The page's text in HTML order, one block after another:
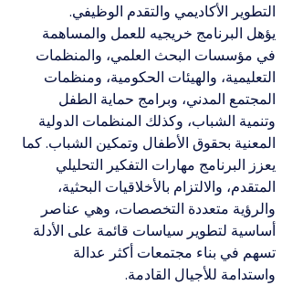
التطوير الأكاديمي والتقدم الوظيفي.
يؤهل البرنامج خريجيه للعمل والمساهمة
في مؤسسات البحث العلمي، والمنظمات
التعليمية، والهيئات الحكومية، ومنظمات
المجتمع المدني، وبرامج حماية الطفل
وتنمية الشباب، وكذلك المنظمات الدولية
المعنية بحقوق الأطفال وتمكين الشباب. كما
يعزز البرنامج مهارات التفكير التحليلي
المتقدم، والالتزام بالأخلاقيات البحثية،
والرؤية متعددة التخصصات، وهي عناصر
أساسية لتطوير سياسات قائمة على الأدلة
تسهم في بناء مجتمعات أكثر عدالة
واستدامة للأجيال القادمة.